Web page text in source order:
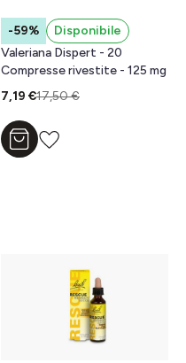
-59%
Disponibile
Valeriana Dispert - 20
Compresse rivestite - 125 mg
7,19 €17,50 €
Aggiungi al carrello